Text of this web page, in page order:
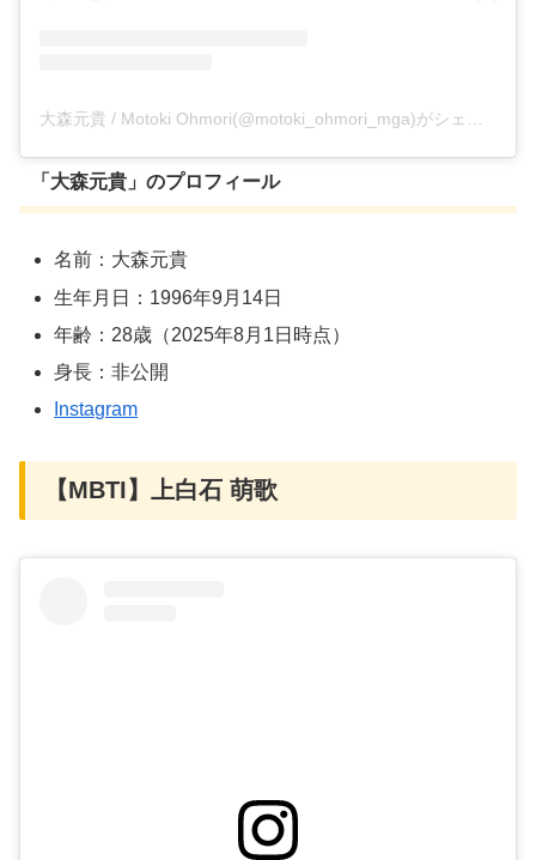
大森元貴 / Motoki Ohmori(@motoki_ohmori_mga)がシェアした投稿
「大森元貴」のプロフィール
名前：大森元貴
生年月日：1996年9月14日
年齢：28歳（2025年8月1日時点）
身長：非公開
Instagram
【MBTI】上白石 萌歌